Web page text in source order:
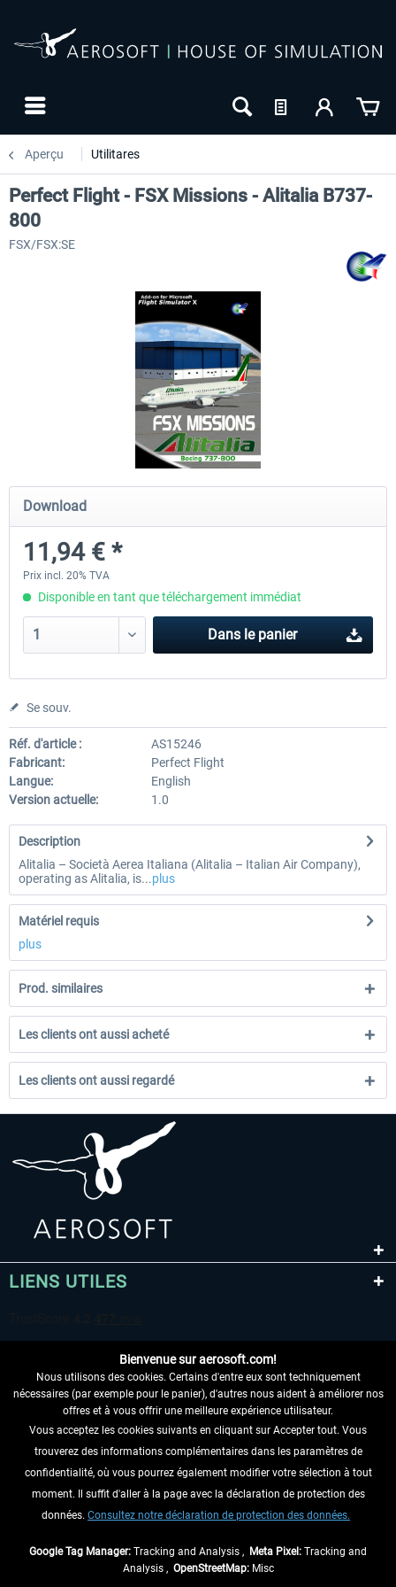
Aperçu Utilitares
Ultimate Traffic Live
Perfect Flight - FSX Missions - Alitalia B737-
800
FSX/FSX:SE
Download
11,94 € *
Prix incl. 20% TVA
Disponible en tant que téléchargement immédiat
Dans le panier
Se souv.
Réf. d'article :
AS15246
Fabricant:
Perfect Flight
Langue:
English
Version actuelle:
1.0
Description
Alitalia – Società Aerea Italiana (Alitalia – Italian Air Company),
operating as Alitalia, is...plus
Matériel requis
plus
Prod. similaires
Les clients ont aussi acheté
Les clients ont aussi regardé
LIENS UTILES
RENONCER AU CONTRAT ICI
INFORMATIONS
NE MANQUEZ PAS LES DERNIÈRES
Bienvenue sur aerosoft.com!
Nous utilisons des cookies. Certains d'entre eux sont techniquement
nécessaires (par exemple pour le panier), d'autres nous aident à améliorer nos
offres et à vous offrir une meilleure expérience utilisateur.
Vous acceptez les cookies suivants en cliquant sur Accepter tout. Vous
trouverez des informations complémentaires dans les paramètres de
confidentialité, où vous pourrez également modifier votre sélection à tout
moment. Il suffit d'aller à la page avec la déclaration de protection des
données. Consultez notre déclaration de protection des données.
Google Tag Manager: Tracking and Analysis , Meta Pixel: Tracking and
Analysis , OpenStreetMap:Misc